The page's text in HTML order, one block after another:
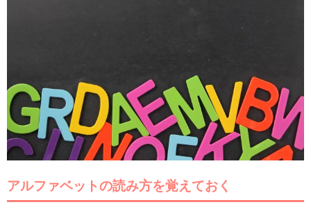
アルファベットの読み方を覚えておく